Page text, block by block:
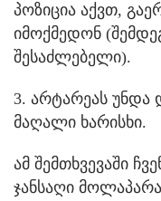
პოზიცია აქვთ,
იმოქმედონ
შესაძლებელი).
3. არტარეას უნდა
მაღალი ხარისხი.
ამ შემთხვევაში
ჯანსაღი